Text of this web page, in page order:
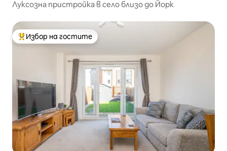
Луксозна пристройка в село близо до Йорк
Най-популярен избор на гостите
Избор на гостите